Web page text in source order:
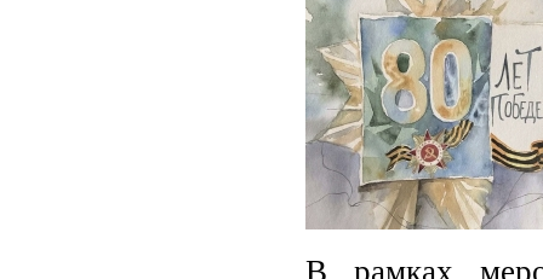
В рамках